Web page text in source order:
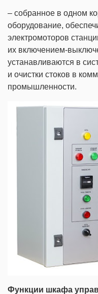
– собранное в одном
оборудование,
электромоторов
их включением-
устанавливаются в
и очистки стоков в
промышленности.
Функции шкафа